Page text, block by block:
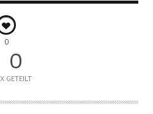
0
0
X GETEILT